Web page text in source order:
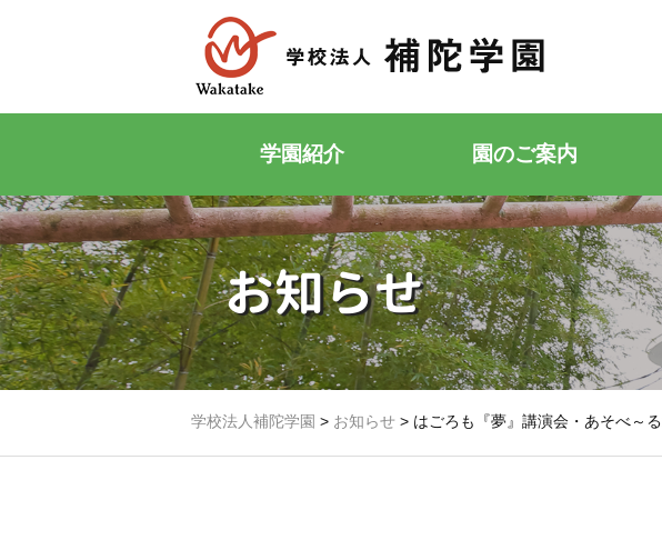
学園紹介 園のご案内
若竹幼稚園
若竹こどもの森
お知らせ
学校法人補陀学園 > お知らせ > はごろも『夢』講演会・あそべ～